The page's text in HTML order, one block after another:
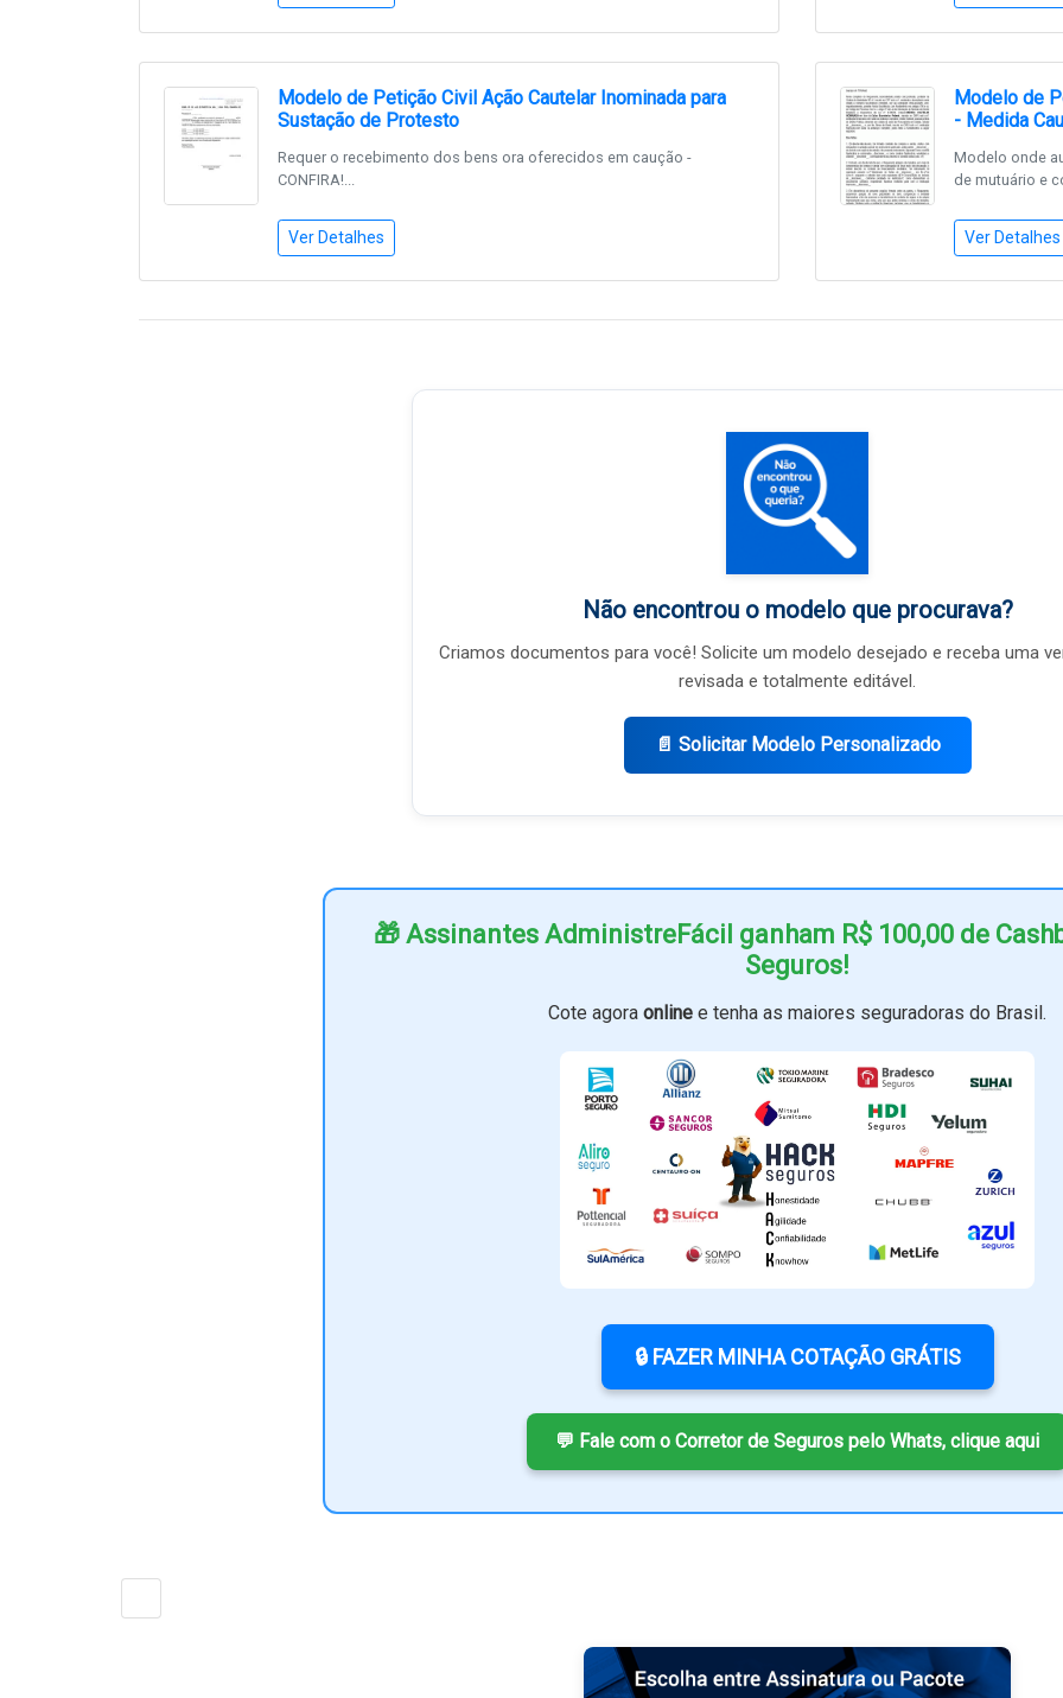
Modelo de Petição Civil Ação Cautelar Inominada para
Sustação de Protesto
Requer o recebimento dos bens ora oferecidos em caução -
CONFIRA!...
Ver Detalhes
Modelo de
- Medida
Modelo onde
de mutuário e
Ver Detalhes
Não encontrou o modelo que procurava?
Criamos documentos para você! Solicite um modelo desejado e receba uma
revisada e totalmente editável.
📄 Solicitar Modelo Personalizado
🎁 Assinantes AdministreFácil ganham R$ 100,00 de
Seguros!
Cote agora online e tenha as maiores seguradoras do Brasil.
🔒 FAZER MINHA COTAÇÃO GRÁTIS
💬 Fale com o Corretor de Seguros pelo Whats, clique aqui